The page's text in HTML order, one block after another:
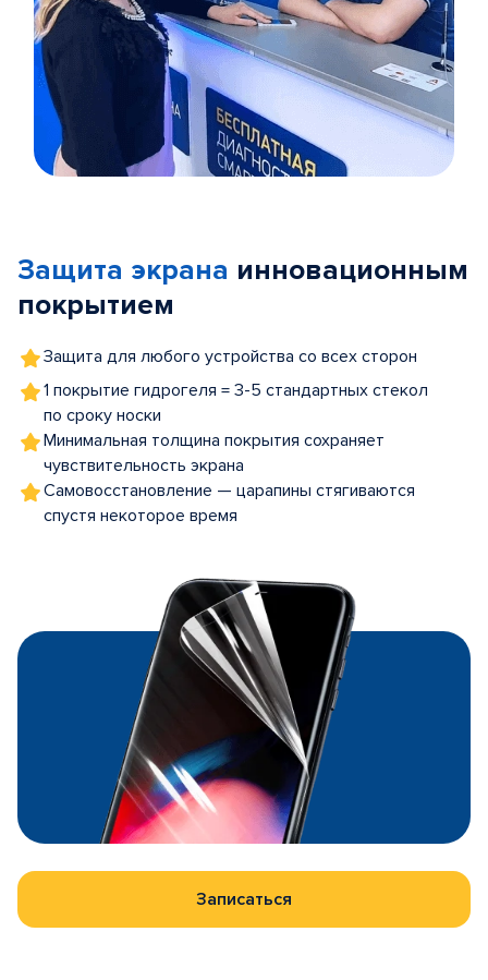
5
Защита экрана инновационным
покрытием
Защита для любого устройства со всех сторон
1 покрытие гидрогеля = 3-5 стандартных стекол
по сроку носки
Минимальная толщина покрытия сохраняет
чувствительность экрана
Самовосстановление — царапины стягиваются
спустя некоторое время
Записаться